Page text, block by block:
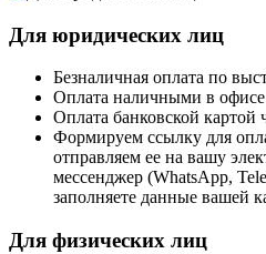
Для юридических лиц
Безналичная оплата по
Оплата наличными в офисе
Оплата банковской картой
Формируем ссылку для
отправляем ее на вашу
мессенджер (WhatsApp,
заполняете данные вашей
Для физических лиц